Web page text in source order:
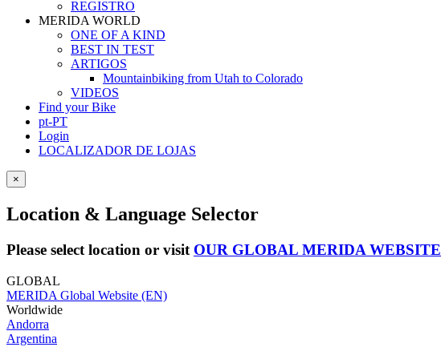
REGISTRO
MERIDA WORLD
ONE OF A KIND
BEST IN TEST
ARTIGOS
Mountainbiking from Utah to Colorado
VIDEOS
Find your Bike
pt-PT
Login
LOCALIZADOR DE LOJAS
×
Location & Language Selector
Please select location or visit OUR GLOBAL MERIDA WEBSITE
GLOBAL
MERIDA Global Website (EN)
Worldwide
Andorra
Argentina